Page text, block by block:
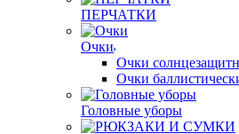
ПЕРЧАТКИ
Очки
Очки
Очки
Головные уборы